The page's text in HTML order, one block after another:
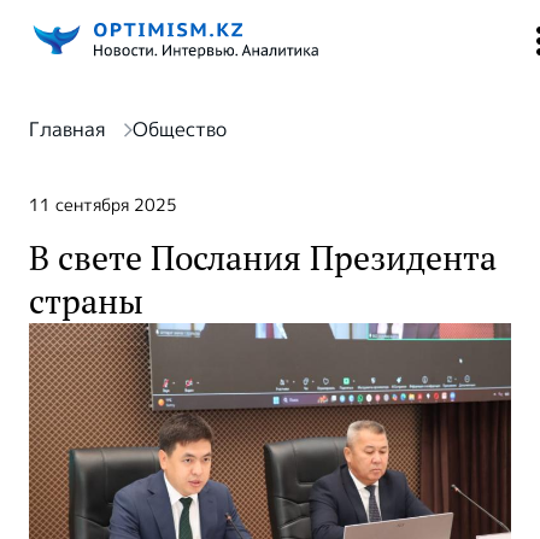
Главная Общество
11 сентября 2025
В свете Послания Президента
страны